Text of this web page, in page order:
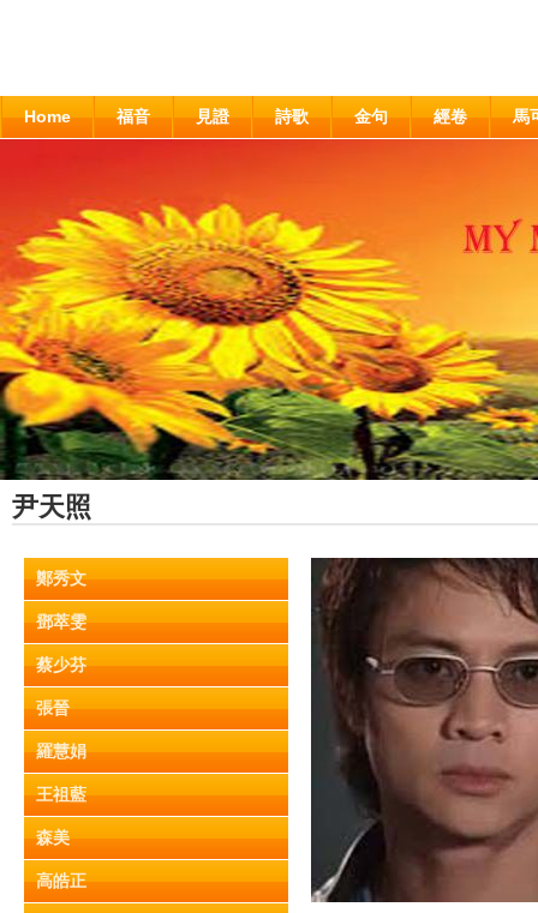
Home 福音 見證 詩歌 金句 經卷 馬
尹天照
鄭秀文
鄧萃雯
蔡少芬
張晉
羅慧娟
王祖藍
森美
高皓正